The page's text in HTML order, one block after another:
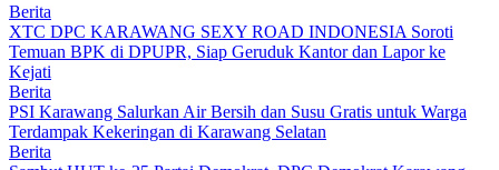
Berita
XTC DPC KARAWANG SEXY ROAD INDONESIA Soroti
Temuan BPK di DPUPR, Siap Geruduk Kantor dan Lapor ke
Kejati
Berita
PSI Karawang Salurkan Air Bersih dan Susu Gratis untuk Warga
Terdampak Kekeringan di Karawang Selatan
Berita